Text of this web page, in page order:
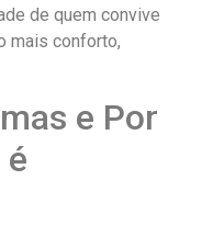
de quem convive
mais conforto,
e Por